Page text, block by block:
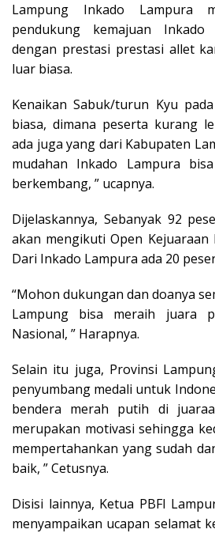
Lampung Inkado Lampura
pendukung kemajuan Inkado
dengan prestasi prestasi allet
luar biasa.
Kenaikan Sabuk/turun Kyu
biasa, dimana peserta kurang
ada juga yang dari Kabupaten
mudahan Inkado Lampura
berkembang, ” ucapnya.
Dijelaskannya, Sebanyak 92
akan mengikuti Open Kejuaraan
Dari Inkado Lampura ada 20
“Mohon dukungan dan doanya
Lampung bisa meraih juara
Nasional, ” Harapnya.
Selain itu juga, Provinsi
penyumbang medali untuk
bendera merah putih di
merupakan motivasi sehingga
mempertahankan yang sudah
baik, ” Cetusnya.
Disisi lainnya, Ketua PBFI
menyampaikan ucapan selamat